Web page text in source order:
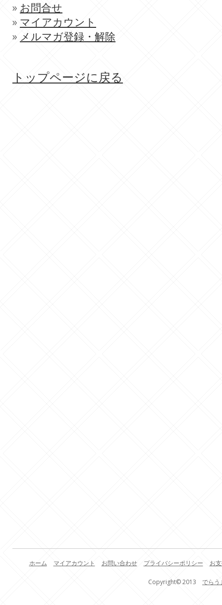
» お問合せ
» マイアカウント
» メルマガ登録・解除
トップページに戻る
ホーム マイアカウント お問い合わせ プライバシーポリシー お
Copyright© 2013 でら